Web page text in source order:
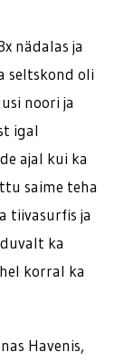
nädalas ja
seltskond oli
noori ja
igal
ajal kui ka
saime teha
tiivasurfis ja
ka
korral ka
Havenis,